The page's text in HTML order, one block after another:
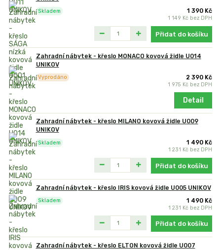
1 390 Kč
1 149 Kč bez DPH
Skladem
Přidat do košíku
Zahradní nábytek - křeslo MONACO kovová židle U014
UNIKOV
2 390 Kč
1 975 Kč bez DPH
Vyprodáno
Detail
Zahradní nábytek - křeslo MILANO kovová židle U009
UNIKOV
1 490 Kč
1 231 Kč bez DPH
Skladem
Přidat do košíku
Zahradní nábytek - křeslo IRIS kovová židle U005 UNIKOV
1 490 Kč
1 231 Kč bez DPH
Skladem
Přidat do košíku
Zahradní nábytek - křeslo ELTON kovová židle U007